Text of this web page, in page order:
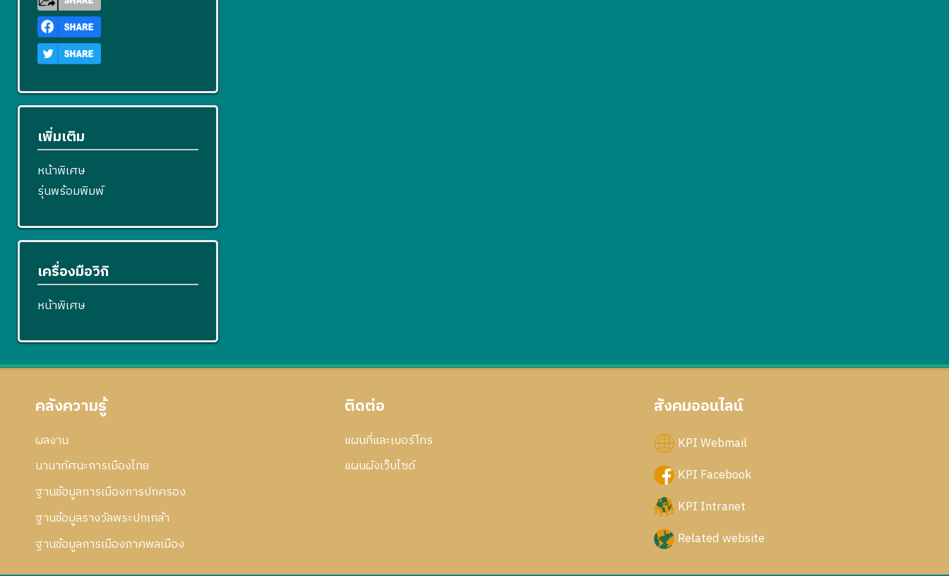
เพิ่มเติม
หน้าพิเศษ
รุ่นพร้อมพิมพ์
เครื่องมือวิกิ
หน้าพิเศษ
คลังความรู้
ผลงาน
นานาทัศนะการเมืองไทย
ฐานข้อมูลการเมืองการปกครอง
ฐานข้อมูลรางวัลพระปกเกล้า
ฐานข้อมูลการเมืองภาคพลเมือง
ติดต่อ
แผนที่และเบอร์โทร
แผนผังเว็บไซด์
สังคมออนไลน์
KPI Webmail
KPI Facebook
KPI Intranet
Related website